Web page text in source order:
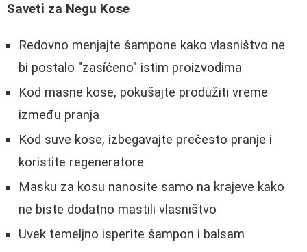
Saveti za Negu Kose
Redovno menjajte šampone kako vlasništvo ne
bi postalo "zasíćeno" istim proizvodima
Kod masne kose, pokušajte produžiti vreme
između pranja
Kod suve kose, izbegavajte prečesto pranje i
koristite regeneratore
Masku za kosu nanosite samo na krajeve kako
ne biste dodatno mastili vlasništvo
Uvek temeljno isperite šampon i balsam